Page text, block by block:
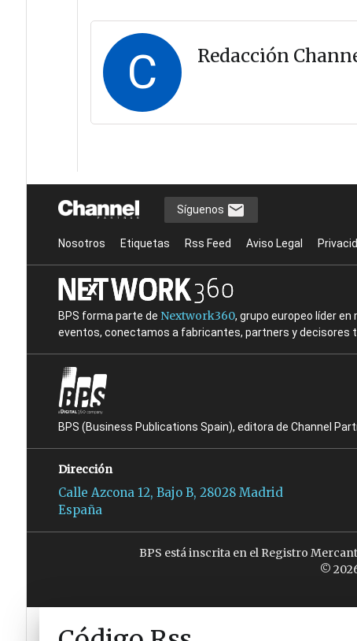
C Redacción
Síguenos
Nosotros Etiquetas Rss Feed Aviso Legal
BPS forma parte de Nextwork360, grupo europeo líder
eventos, conectamos a fabricantes, partners y decisores
BPS (Business Publications Spain), editora de Channel
Dirección
Calle Azcona 12, Bajo B, 28028 Madrid
España
BPS está inscrita en el Registro
©